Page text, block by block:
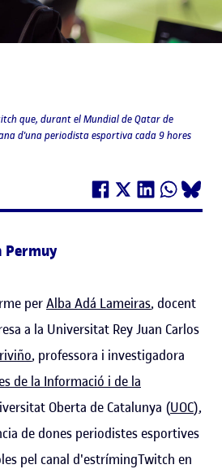
que, durant el Mundial de Qatar de
d'una periodista esportiva cada 9 hores
Permuy
perAlba Adá Lameiras, docent
a la Universitat Rey Juan Carlos
, professora i investigadora
de la Informació i de la
Oberta de Catalunya (UOC),
de dones periodistes esportives
pel canal d'estrímingTwitch en